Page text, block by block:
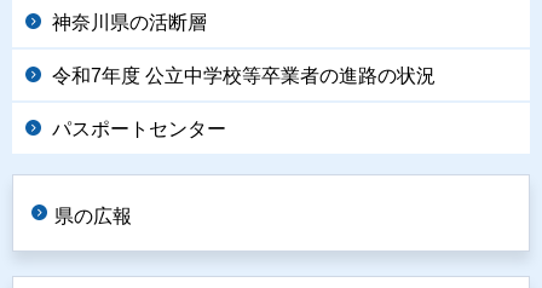
神奈川県の活断層
令和7年度 公立中学校等卒業者の進路の状況
パスポートセンター
県の広報